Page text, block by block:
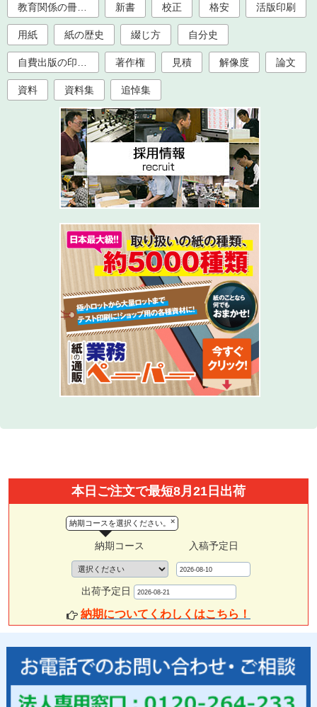
新書 校正 格安 活版印刷
用紙 紙の歴史 綴じ方 自分史
著作権 見積 解像度 論文
資料 資料集 追悼集
本日ご注文で最短8月21日出荷
×
納期コースを選択ください。
納期コース 入稿予定日
出荷予定日
納期についてくわしくはこちら！